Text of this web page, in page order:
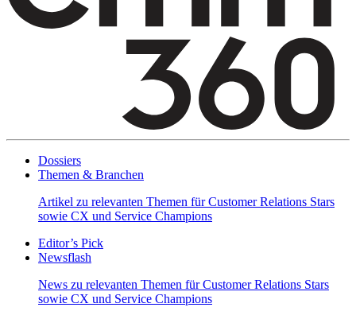
Dossiers
Themen & Branchen
Artikel zu relevanten Themen für Customer Relations Stars
sowie CX und Service Champions
Editor’s Pick
Newsflash
News zu relevanten Themen für Customer Relations Stars
sowie CX und Service Champions